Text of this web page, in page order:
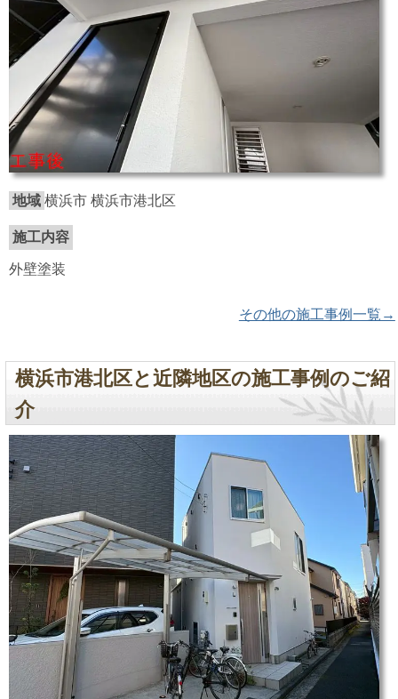
地域 横浜市 横浜市港北区
施工内容
外壁塗装
その他の施工事例一覧→
横浜市港北区と近隣地区の施工事例のご紹
介